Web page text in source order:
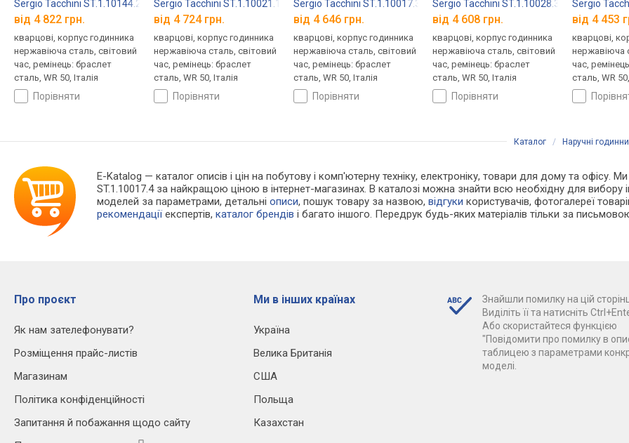
Sergio Tacchini ST.1.10144.2
від 4 822 грн.
кварцові, корпус годинника
нержавіюча сталь, світовий
час, ремінець: браслет
сталь, WR 50, Італія
порівняти
Sergio Tacchini ST.1.10021.1
від 4 724 грн.
кварцові, корпус годинника
нержавіюча сталь, світовий
час, ремінець: браслет
сталь, WR 50, Італія
порівняти
Sergio Tacchini ST.1.10017.3
від 4 646 грн.
кварцові, корпус годинника
нержавіюча сталь, світовий
час, ремінець: браслет
сталь, WR 50, Італія
порівняти
Sergio Tacchini ST.1.10028.3
від 4 608 грн.
кварцові, корпус годинника
нержавіюча сталь, світовий
час, ремінець: браслет
сталь, WR 50, Італія
порівняти
Sergio
від 4 453
кварцові,
нержавіюча
час,
сталь, WR
Каталог / Наручні
E-Katalog — каталог описів і цін на побутову і комп'ютерну техніку, електроніку, товари для дому та офісу.
ST.1.10017.4 за найкращою ціною в інтернет-магазинах. В каталозі можна знайти всю необхідну для
моделей за параметрами, детальніописи, пошук товару за назвою,відгуки користувачів, фотогалереї
рекомендації експертів,каталог брендів і багато іншого. Передрук будь-яких матеріалів тільки за
Про проєкт
Як нам зателефонувати?
Розміщення прайс-листів
Магазинам
Політика конфіденційності
Запитання й побажання щодо сайту
Ми в інших країнах
Україна
Велика Британія
США
Польща
Казахстан
Знайшли помилку на цій
Виділіть її та натисніть
Або скористайтеся функцією
"Повідомити про помилку в
таблицею з параметрами
моделі.